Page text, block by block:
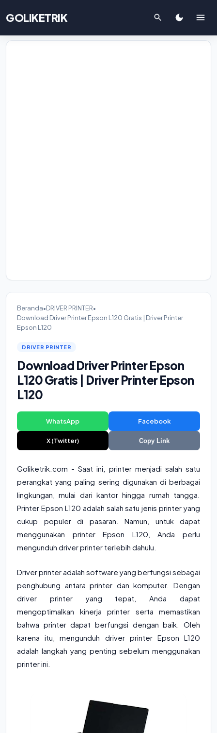
GOLIKETRIK
Beranda•DRIVER PRINTER•
Download Driver Printer Epson L120 Gratis | Driver Printer
Epson L120
DRIVER PRINTER
Download Driver Printer Epson
L120 Gratis | Driver Printer Epson
L120
WhatsApp Facebook
X (Twitter) Copy Link
Goliketrik.com - Saat ini, printer menjadi salah satu
perangkat yang paling sering digunakan di berbagai
lingkungan, mulai dari kantor hingga rumah tangga.
Printer Epson L120 adalah salah satu jenis printer yang
cukup populer di pasaran. Namun, untuk dapat
menggunakan printer Epson L120, Anda perlu
mengunduh driver printer terlebih dahulu.
Driver printer adalah software yang berfungsi sebagai
penghubung antara printer dan komputer. Dengan
driver printer yang tepat, Anda dapat
mengoptimalkan kinerja printer serta memastikan
bahwa printer dapat berfungsi dengan baik. Oleh
karena itu, mengunduh driver printer Epson L120
adalah langkah yang penting sebelum menggunakan
printer ini.